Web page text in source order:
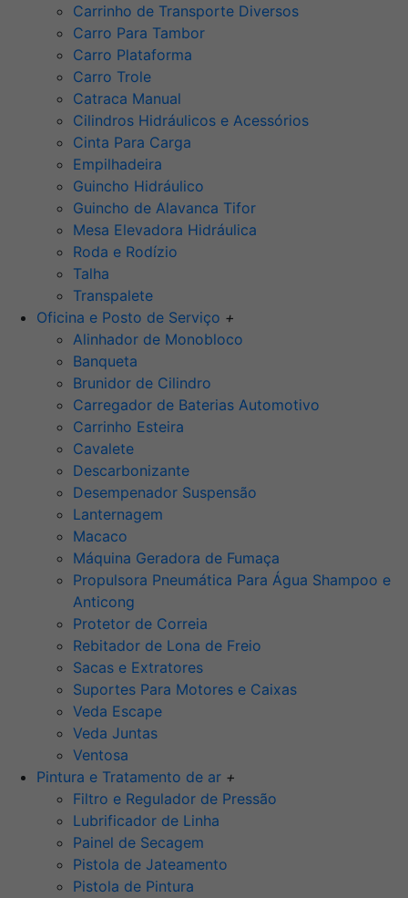
Carrinho de Transporte Diversos
Carro Para Tambor
Carro Plataforma
Carro Trole
Catraca Manual
Cilindros Hidráulicos e Acessórios
Cinta Para Carga
Empilhadeira
Guincho Hidráulico
Guincho de Alavanca Tifor
Mesa Elevadora Hidráulica
Roda e Rodízio
Talha
Transpalete
Oficina e Posto de Serviço +
Alinhador de Monobloco
Banqueta
Brunidor de Cilindro
Carregador de Baterias Automotivo
Carrinho Esteira
Cavalete
Descarbonizante
Desempenador Suspensão
Lanternagem
Macaco
Máquina Geradora de Fumaça
Propulsora Pneumática Para Água Shampoo e
Anticong
Protetor de Correia
Rebitador de Lona de Freio
Sacas e Extratores
Suportes Para Motores e Caixas
Veda Escape
Veda Juntas
Ventosa
Pintura e Tratamento de ar +
Filtro e Regulador de Pressão
Lubrificador de Linha
Painel de Secagem
Pistola de Jateamento
Pistola de Pintura